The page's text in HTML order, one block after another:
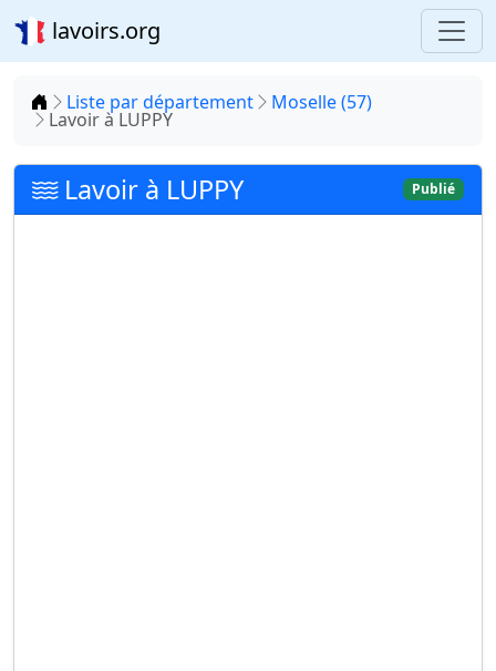
lavoirs.org
Accueil
Liste par département Moselle (57)
Lavoir à LUPPY
Lavoir à LUPPY Publié